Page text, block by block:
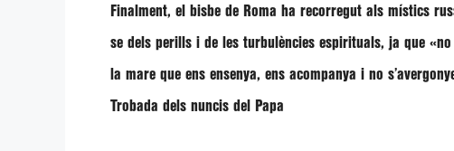
Finalment, el bisbe de Roma ha recorregut als místics
se dels perills i de les turbulències espirituals, ja que
la mare que ens ensenya, ens acompanya i no
Trobada dels nuncis del Papa